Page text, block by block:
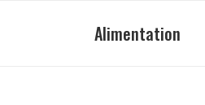
Alimentation